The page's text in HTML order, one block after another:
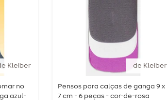
Kleiber
no
azul-
de Kleiber
Pensos para calças de ganga 9 x
7 cm - 6 peças - cor-de-rosa